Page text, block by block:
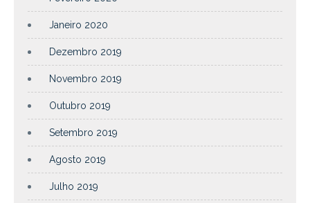
Janeiro 2020
Dezembro 2019
Novembro 2019
Outubro 2019
Setembro 2019
Agosto 2019
Julho 2019